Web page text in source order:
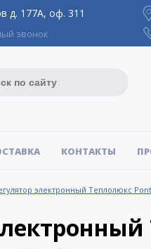
д. 177А, оф. 311
звонок
КОНТАКТЫ
электронный Теплолюкс